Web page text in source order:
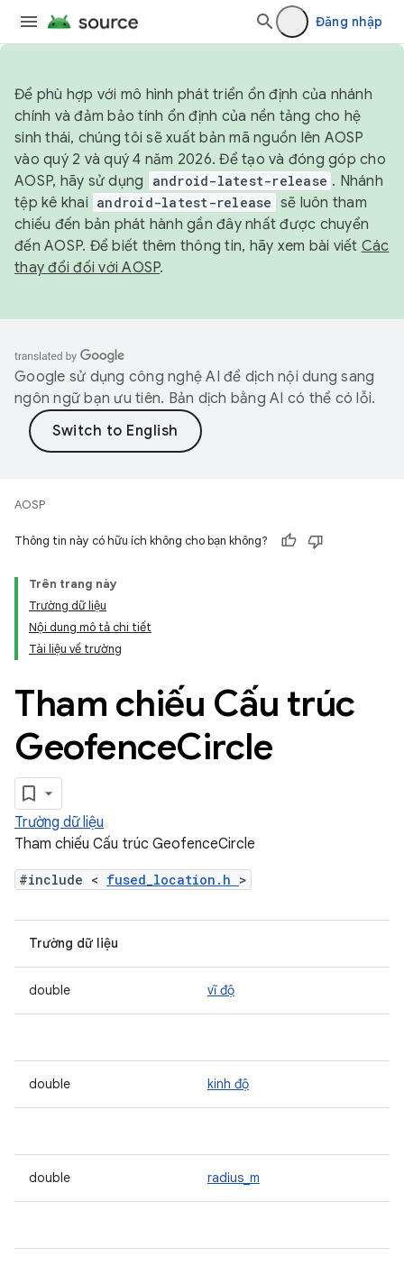
Đăng nhập
Để phù hợp với mô hình phát triển ổn định của nhánh
chính và đảm bảo tính ổn định của nền tảng cho hệ
sinh thái, chúng tôi sẽ xuất bản mã nguồn lên AOSP
vào quý 2 và quý 4 năm 2026. Để tạo và đóng góp cho
AOSP, hãy sử dụng
android-latest-release . Nhánh
tệp kê khai android-latest-release sẽ luôn tham
chiếu đến bản phát hành gần đây nhất được chuyển
đến AOSP. Để biết thêm thông tin, hãy xem bài viết Các
thay đổi đối với AOSP.
Google sử dụng công nghệ AI để dịch nội dung sang
ngôn ngữ bạn ưu tiên. Bản dịch bằng AI có thể có lỗi.
AOSP
Thông tin này có hữu ích không cho bạn không?
Trên trang này
Trường dữ liệu
Nội dung mô tả chi tiết
Tài liệu về trường
Tham chiếu Cấu trúc
GeofenceCircle
Trường dữ liệu
Tham chiếu Cấu trúc GeofenceCircle
#include < fused_location.h >
Trường dữ liệu
double vĩ độ
double kinh độ
double radius_m